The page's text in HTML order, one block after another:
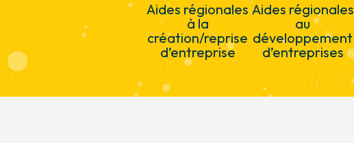
Aides régionales
à la
création/reprise
d’entreprise
Aides régionales
au
développement
d’entreprises